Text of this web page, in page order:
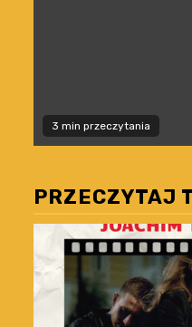
3 min przeczytania
PRZECZYTAJ